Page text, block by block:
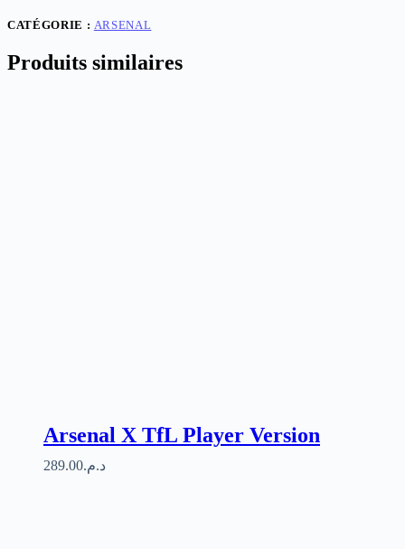
Home
CATÉGORIE : ARSENAL
Produits similaires
Arsenal X TfL Player Version
د.م.289.00